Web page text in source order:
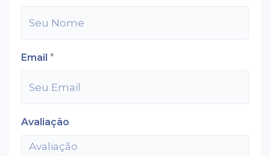
Email *
Avaliação